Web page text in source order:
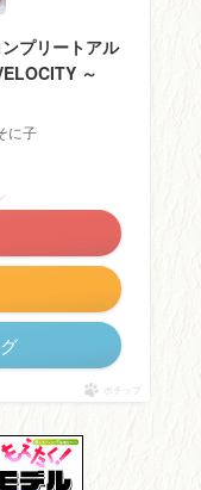
プリートアル
～
に子
ポチップ